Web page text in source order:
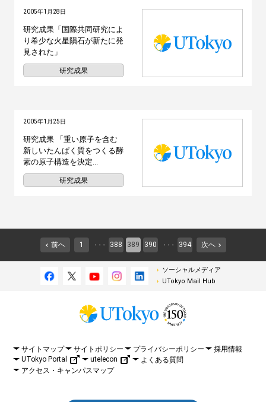
2005年1月28日
研究成果「国際共同研究によ
り希少な火星隕石が新たに発
見された」
研究成果
2005年1月25日
研究成果 「重い原子を含む
新しいたんぱく質をつくる酵
素の原子構造を決定...
研究成果
前へ 1 ・・・ 388 389 390 ・・・ 394 次へ
ソーシャルメディア
UTokyo Mail Hub
サイトマップ サイトポリシー プライバシーポリシー
採用情報
UTokyo Portal
utelecon
よくある質問
アクセス・キャンパスマップ